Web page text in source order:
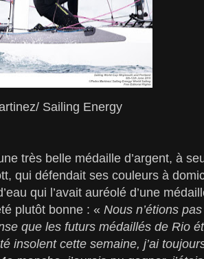
Sailing Energy
très belle médaille d’argent, à
qui défendait ses couleurs à
qui l’avait auréolé d’une
plutôt bonne : « Nous n’étions
que les futurs médaillés de Rio
insolent cette semaine, j’ai